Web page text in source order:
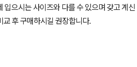
으시는 사이즈와 다를 수 있으며 갖고 계신
교 후 구매하시길 권장합니다.